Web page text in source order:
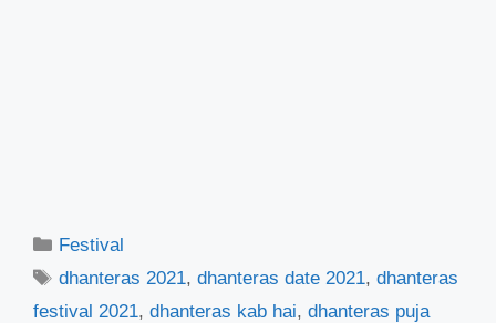
Categories
Festival
Tags
dhanteras 2021,dhanteras date 2021,dhanteras
festival 2021, dhanteras kab hai, dhanteras puja